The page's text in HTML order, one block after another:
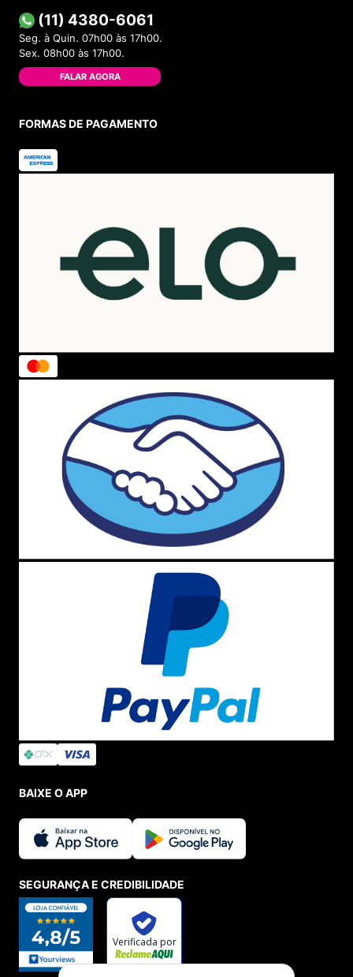
(11) 4380-6061
Seg. à Quin. 07h00 às 17h00.
Sex. 08h00 às 17h00.
FALAR AGORA
FORMAS DE PAGAMENTO
BAIXE O APP
SEGURANÇA E CREDIBILIDADE